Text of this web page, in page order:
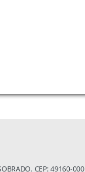
CEP: 49160-000